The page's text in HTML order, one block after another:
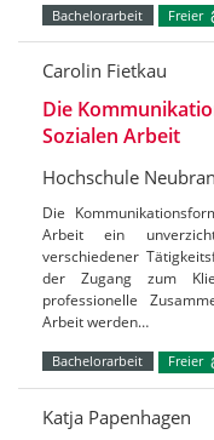
Bachelorarbeit Freier
Carolin Fietkau
Die
Sozialen Arbeit
Hochschule
Die
Arbeit ein
verschiedener
der Zugang zum
professionelle
Arbeit werden…
Bachelorarbeit Freier
Katja Papenhagen